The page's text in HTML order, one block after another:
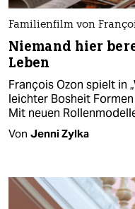
Familienfilm von
Niemand hier
Leben
François Ozon spielt in
leichter Bosheit
Mit neuen
Von Jenni Zylka